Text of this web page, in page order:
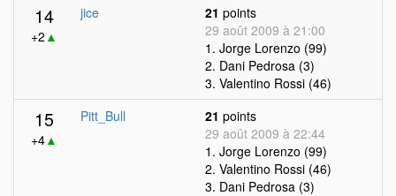
14
+2 ▲
jice 21 points
29 août 2009 à 21:00
1. Jorge Lorenzo (99)
2. Dani Pedrosa (3)
3. Valentino Rossi (46)
15
+4▲
Pitt_Bull 21 points
29 août 2009 à 22:44
1. Jorge Lorenzo (99)
2. Valentino Rossi (46)
3. Dani Pedrosa (3)